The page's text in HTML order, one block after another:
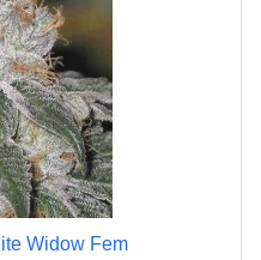
Widow Fem